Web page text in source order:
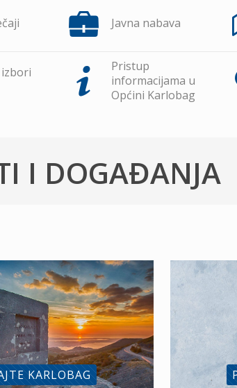
Javna nabava
Pristup
informacijama u
Općini Karlobag
I DOGAĐANJA
KARLOBAG